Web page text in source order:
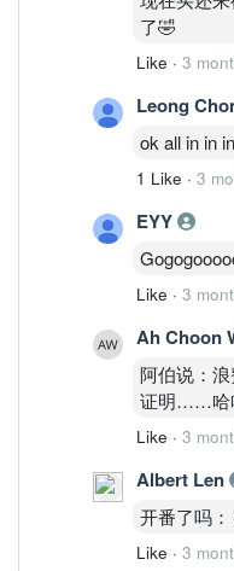
了🤣
Like · 3
Leong
ok all in in
1 Like · 3
EYY
Like · 3
Ah Choon
阿伯说：
证明……哈
Like · 3
Albert Len
开番了吗
Like · 3